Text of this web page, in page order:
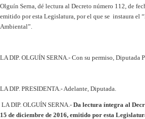
Olguín Serna, dé lectura al Decreto número 112, de
emitido por esta Legislatura, por el que se instaura el
Ambiental”.
LA DIP. OLGUÍN SERNA.- Con su permiso, Diputada
LA DIP. PRESIDENTA.- Adelante, Diputada.
LA DIP. OLGUÍN SERNA.- Da lectura íntegra al
15 de diciembre de 2016, emitido por esta